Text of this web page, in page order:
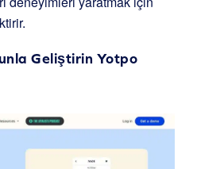
Geliştirin Yotpo